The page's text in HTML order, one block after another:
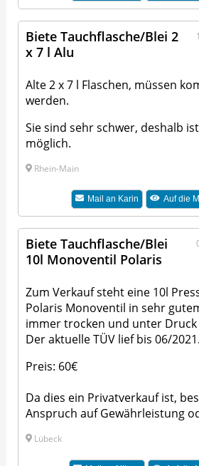
Biete Tauchflasche/Blei 2
x 7 l Alu
Alte 2 x 7 l Flaschen, müssen
werden.
Sie sind sehr schwer, deshalb
möglich.
Rhein-Main
Mail an Karin Auf die
Biete Tauchflasche/Blei
10l Monoventil Polaris
Zum Verkauf steht eine 10l
Polaris Monoventil in sehr
immer trocken und unter Druck
Der aktuelle TÜV lief bis 06/2021.
Preis: 60€
Da dies ein Privatverkauf ist,
Anspruch auf Gewährleistung
Lübeck